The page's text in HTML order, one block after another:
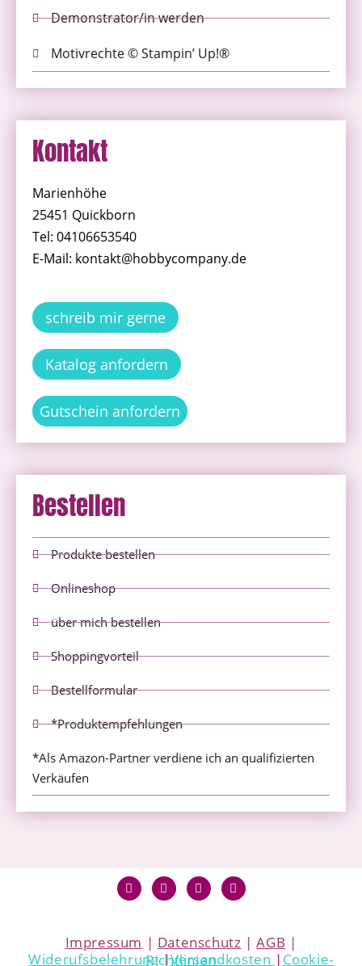
Demonstrator/in werden
Motivrechte © Stampin’ Up!®
Kontakt
Marienhöhe
25451 Quickborn
Tel: 04106653540
E-Mail: kontakt@hobbycompany.de
schreib mir gerne
Katalog anfordern
Gutschein anfordern
Bestellen
Produkte bestellen
Onlineshop
über mich bestellen
Shoppingvorteil
Bestellformular
*Produktempfehlungen
*Als Amazon-Partner verdiene ich an qualifizierten
Verkäufen
Impressum | Datenschutz |AGB |
Widerufsbelehrung|Versandkosten |
Cookie-Richtlinien